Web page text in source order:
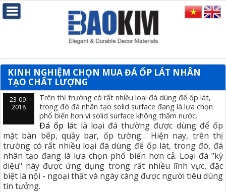
KINH NGHIỆM CHỌN MUA ĐÁ ỐP LÁT NHÂN
TẠO CHẤT LƯỢNG
23-09-
2018
Trên thị trường có rất nhiều loại đá dùng để ốp lát,
trong đó đá nhân tạo solid surface đang là lựa chọn
phổ biến hơn vì solid surface không thấm nước.
Đá ốp lát là loại đá thường được dùng để ốp
mặt bàn bếp, quầy bar, ốp tường… Hiện nay, trên thị
trường có rất nhiều loại đá dùng để ốp lát, trong đó, đá
nhân tạo đang là lựa chọn phổ biến hơn cả. Loại đá "kỳ
diệu" này được ứng dụng trong rất nhiều lĩnh vực, đặc
biệt là nội - ngoại thất và ngày càng được người tiêu dùng
tin tưởng.